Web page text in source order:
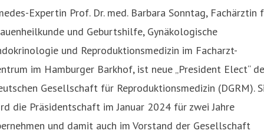
Expertin Prof. Dr. med. Barbara Sonntag, Fachärztin
und Geburtshilfe, Gynäkologische
und Reproduktionsmedizin im Facharzt-
im Hamburger Barkhof, ist neue „President Elect“
Gesellschaft für Reproduktionsmedizin (DGRM).
die Präsidentschaft im Januar 2024 für zwei Jahre
und damit auch im Vorstand der Gesellschaft